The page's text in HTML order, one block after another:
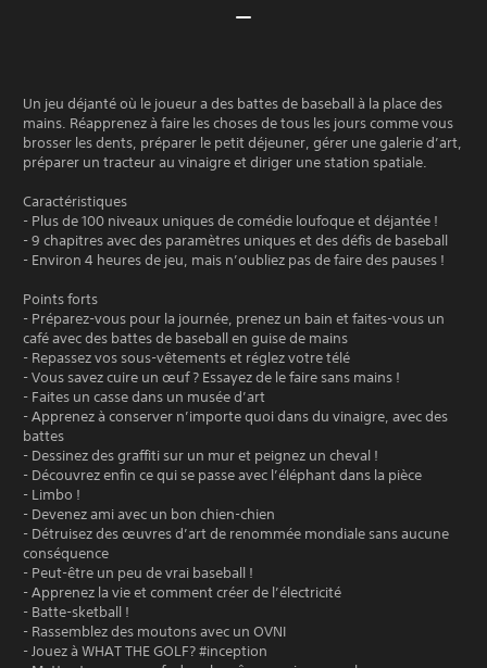
Un jeu déjanté où le joueur a des battes de baseball à la place des
mains. Réapprenez à faire les choses de tous les jours comme vous
brosser les dents, préparer le petit déjeuner, gérer une galerie d’art,
préparer un tracteur au vinaigre et diriger une station spatiale.
Caractéristiques
- Plus de 100 niveaux uniques de comédie loufoque et déjantée !
- 9 chapitres avec des paramètres uniques et des défis de baseball
- Environ 4 heures de jeu, mais n’oubliez pas de faire des pauses !
Points forts
- Préparez-vous pour la journée, prenez un bain et faites-vous un
café avec des battes de baseball en guise de mains
- Repassez vos sous-vêtements et réglez votre télé
- Vous savez cuire un œuf ? Essayez de le faire sans mains !
- Faites un casse dans un musée d’art
- Apprenez à conserver n’importe quoi dans du vinaigre, avec des
battes
- Dessinez des graffiti sur un mur et peignez un cheval !
- Découvrez enfin ce qui se passe avec l’éléphant dans la pièce
- Limbo !
- Devenez ami avec un bon chien-chien
- Détruisez des œuvres d’art de renommée mondiale sans aucune
conséquence
- Peut-être un peu de vrai baseball !
- Apprenez la vie et comment créer de l’électricité
- Batte-sketball !
- Rassemblez des moutons avec un OVNI
- Jouez à WHAT THE GOLF? #inception